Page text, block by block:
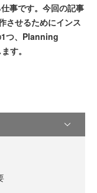
事です。今回の記事
せるためにインス
1つ、Planning
す。